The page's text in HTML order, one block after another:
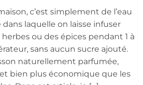
c’est simplement de l’eau
laquelle on laisse infuser
herbes ou des épices pendant 1 à
sans aucun sucre ajouté.
naturellement parfumée,
bien plus économique que les